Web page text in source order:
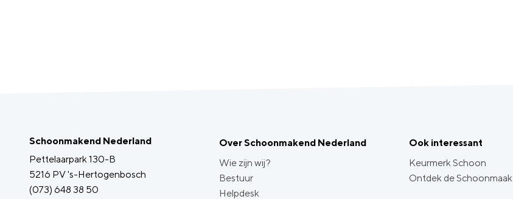
Schoonmakend Nederland
Pettelaarpark 130-B
5216 PV 's-Hertogenbosch
(073) 648 38 50
Over Schoonmakend Nederland
Wie zijn wij?
Bestuur
Helpdesk
Ook interessant
Keurmerk Schoon
Ontdek de Schoonmaak